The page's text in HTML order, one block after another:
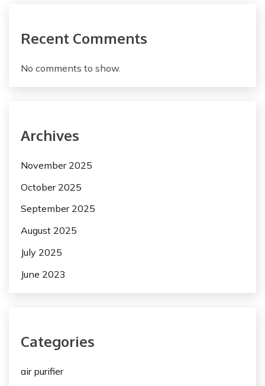
Recent Comments
No comments to show.
Archives
November 2025
October 2025
September 2025
August 2025
July 2025
June 2023
Categories
air purifier